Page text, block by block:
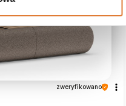
zweryfikowano